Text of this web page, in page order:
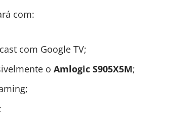
com:
com Google TV;
o Amlogic S905X5M;